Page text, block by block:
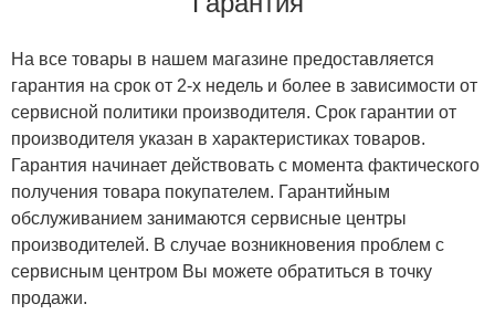
На все товары в нашем магазине предоставляется
гарантия на срок от 2-х недель и более в зависимости от
сервисной политики производителя. Срок гарантии от
производителя указан в характеристиках товаров.
Гарантия начинает действовать с момента фактического
получения товара покупателем. Гарантийным
обслуживанием занимаются сервисные центры
производителей. В случае возникновения проблем с
сервисным центром Вы можете обратиться в точку
продажи.